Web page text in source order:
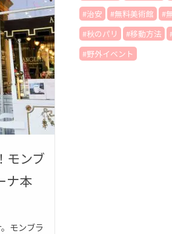
モンブ
ナ本
モンブラ
治安
無料美術館
秋のパリ
移動方法
野外イベント